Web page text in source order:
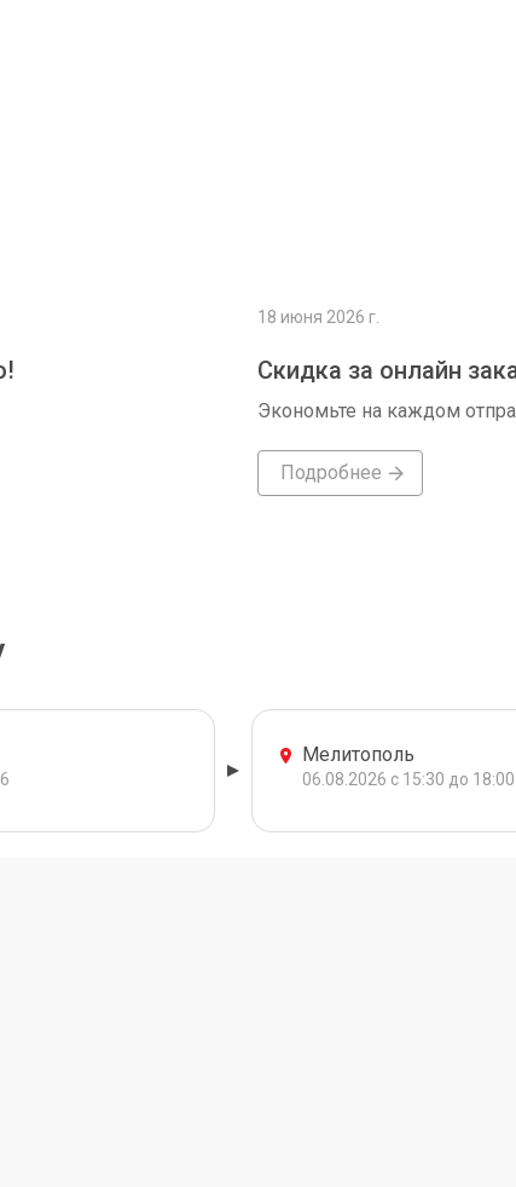
18 июня 2026 г.
Скидка за онлайн
Экономьте на каждом
Подробнее
Мелитополь
06.08.2026 с 15:30 до 18:00